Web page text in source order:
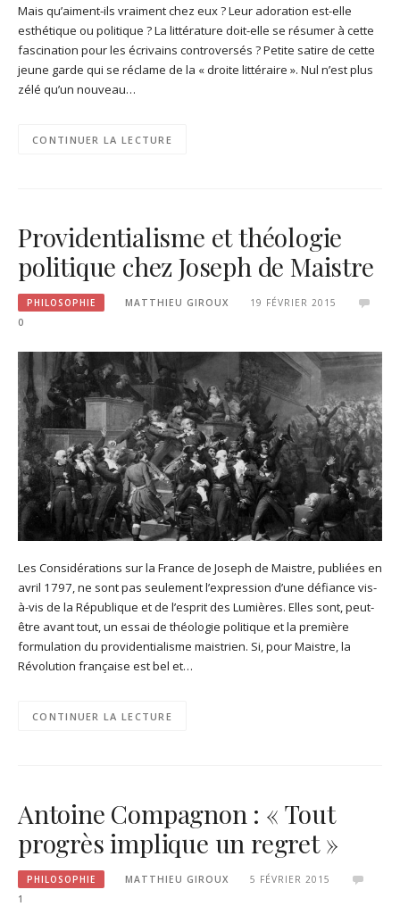
Mais qu’aiment-ils vraiment chez eux ? Leur adoration est-elle
esthétique ou politique ? La littérature doit-elle se résumer à cette
fascination pour les écrivains controversés ? Petite satire de cette
jeune garde qui se réclame de la « droite littéraire ». Nul n’est plus
zélé qu’un nouveau…
CONTINUER LA LECTURE
Providentialisme et théologie
politique chez Joseph de Maistre
PHILOSOPHIE MATTHIEU GIROUX
19 FÉVRIER 2015
0
Les Considérations sur la France de Joseph de Maistre, publiées en
avril 1797, ne sont pas seulement l’expression d’une défiance vis-
à-vis de la République et de l’esprit des Lumières. Elles sont, peut-
être avant tout, un essai de théologie politique et la première
formulation du providentialisme maistrien. Si, pour Maistre, la
Révolution française est bel et…
CONTINUER LA LECTURE
Antoine Compagnon : « Tout
progrès implique un regret »
PHILOSOPHIE MATTHIEU GIROUX
5 FÉVRIER 2015
1